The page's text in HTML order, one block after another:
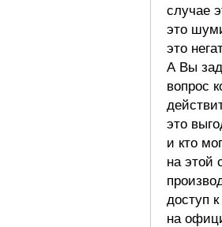
случае
это
это
А Вы
вопрос
это
и кто
на этой
доступ
на